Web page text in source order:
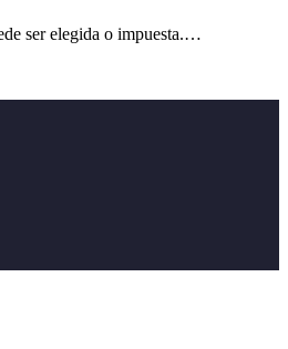
ser elegida o impuesta.…